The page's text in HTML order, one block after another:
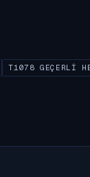
T1078 GEÇERLI